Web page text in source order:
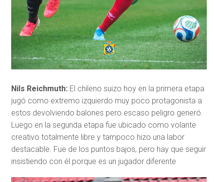
Nils Reichmuth: El chileno suizo hoy en la primera etapa
jugó como extremo izquierdo muy poco protagonista a
estos devolviendo balones pero escaso peligro generó.
Luego en la segunda etapa fue ubicado como volante
creativo totalmente libre y tampoco hizo una labor
destacable. Fue de los puntos bajos, pero hay que seguir
insistiendo con él porque es un jugador diferente